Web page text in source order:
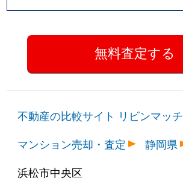
不動産の比較サイト リビンマッチ
マンション売却・査定
静岡県
浜松市中央区